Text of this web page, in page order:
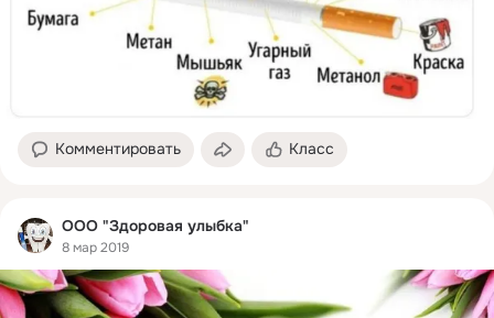
Комментировать Класс
ООО "Здоровая улыбка"
8 мар 2019